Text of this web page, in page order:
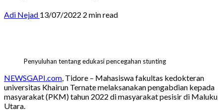
Adi Nejad 13/07/2022 2 min read
Penyuluhan tentang edukasi pencegahan stunting
NEWSGAPI.com, Tidore – Mahasiswa fakultas kedokteran
universitas Khairun Ternate melaksanakan pengabdian kepada
masyarakat (PKM) tahun 2022 di masyarakat pesisir di Maluku
Utara.